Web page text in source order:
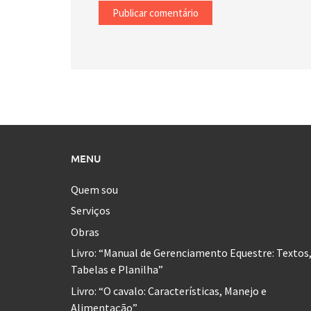
MENU
Quem sou
Serviços
Obras
Livro: “Manual de Gerenciamento Equestre: Textos,
Tabelas e Planilha”
Livro: “O cavalo: Características, Manejo e
Alimentação”